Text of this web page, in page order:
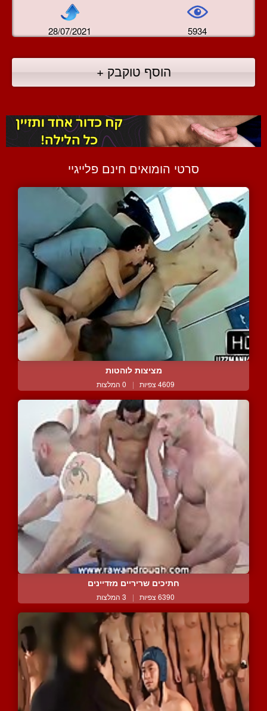
28/07/2021 5934
הוסף טוקבק +
סרטי הומואים חינם פלייגיי
מציצות לוהטות
4609 צפיות | 0 המלצות
חתיכים שריריים מזדיינים
6390 צפיות | 3 המלצות